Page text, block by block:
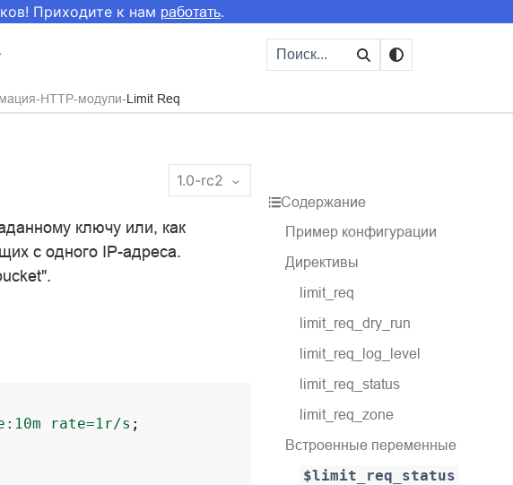
Приходите к нам работать.
HTTP-модули Limit Req
1.0-rc2
ключу или, как
с одного IP-адреса.
rate=1r/s ;
Содержание
Пример конфигурации
Директивы
limit_req
limit_req_dry_run
limit_req_log_level
limit_req_status
limit_req_zone
Встроенные переменные
$limit_req_status